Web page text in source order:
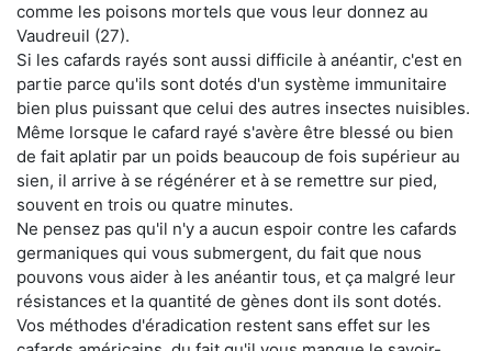
comme les poisons mortels que vous leur donnez au
Vaudreuil (27).
Si les cafards rayés sont aussi difficile à anéantir, c'est en
partie parce qu'ils sont dotés d'un système immunitaire
bien plus puissant que celui des autres insectes nuisibles.
Même lorsque le cafard rayé s'avère être blessé ou bien
de fait aplatir par un poids beaucoup de fois supérieur au
sien, il arrive à se régénérer et à se remettre sur pied,
souvent en trois ou quatre minutes.
Ne pensez pas qu'il n'y a aucun espoir contre les cafards
germaniques qui vous submergent, du fait que nous
pouvons vous aider à les anéantir tous, et ça malgré leur
résistances et la quantité de gènes dont ils sont dotés.
Vos méthodes d'éradication restent sans effet sur les